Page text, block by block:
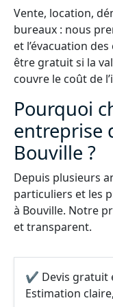
Vente, location,
bureaux : nous
et l’évacuation
être gratuit si la
couvre le coût de
Pourquoi
entreprise
Bouville ?
Depuis plusieurs
particuliers et les
à Bouville. Notre
et transparent.
✔ Devis gratuit
Estimation